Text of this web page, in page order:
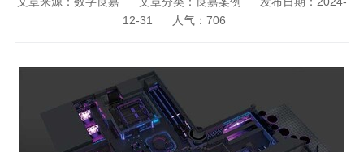
12-31
人气： 706